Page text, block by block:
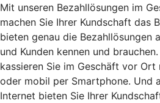
Mit unseren Bezahllösungen im
machen Sie Ihrer Kundschaft das
bieten genau die Bezahllösungen
und Kunden kennen und
kassieren Sie im Geschäft vor
oder mobil per Smartphone. Und
Internet bieten Sie Ihrer